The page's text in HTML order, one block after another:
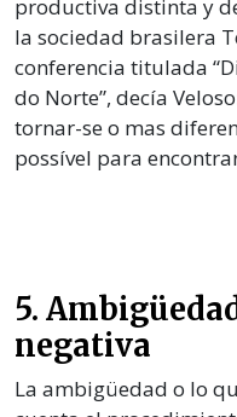
productiva distinta y
la sociedad brasilera
conferencia titulada
do Norte”, decía
tornar-se o mas
possível para
5.
negativa
La ambigüedad o lo